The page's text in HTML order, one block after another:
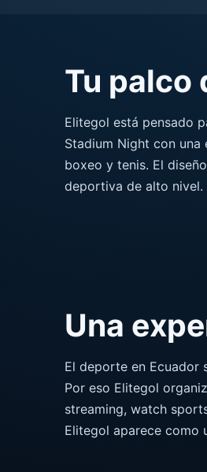
Tu palco
Elitegol está pensado
Stadium Night con
boxeo y tenis. El
deportiva de alto nivel.
Una
El deporte en Ecuador
Por eso Elitegol
streaming, watch
Elitegol aparece como